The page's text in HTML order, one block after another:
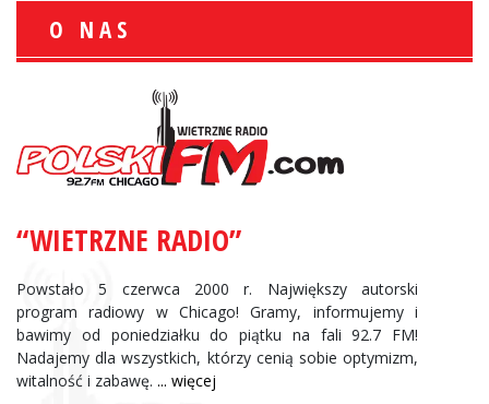
O NAS
“WIETRZNE RADIO”
Powstało 5 czerwca 2000 r. Największy autorski
program radiowy w Chicago! Gramy, informujemy i
bawimy od poniedziałku do piątku na fali 92.7 FM!
Nadajemy dla wszystkich, którzy cenią sobie optymizm,
witalność i zabawę. ... więcej